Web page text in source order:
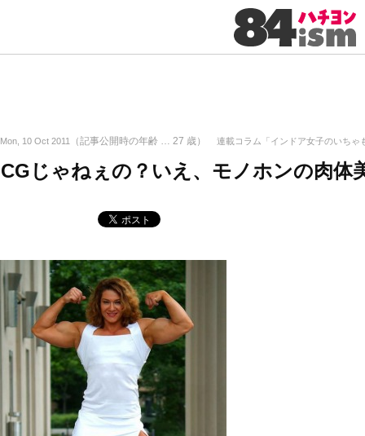
Mon, 10 Oct 2011 （記事公開時の年齢 … 27 歳） 連載コラム「インドア女子のいちゃ
CGじゃねぇの？いえ、モノホンの肉体